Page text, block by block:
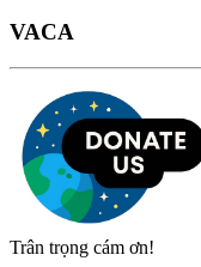
VACA
Trân trọng cám ơn!